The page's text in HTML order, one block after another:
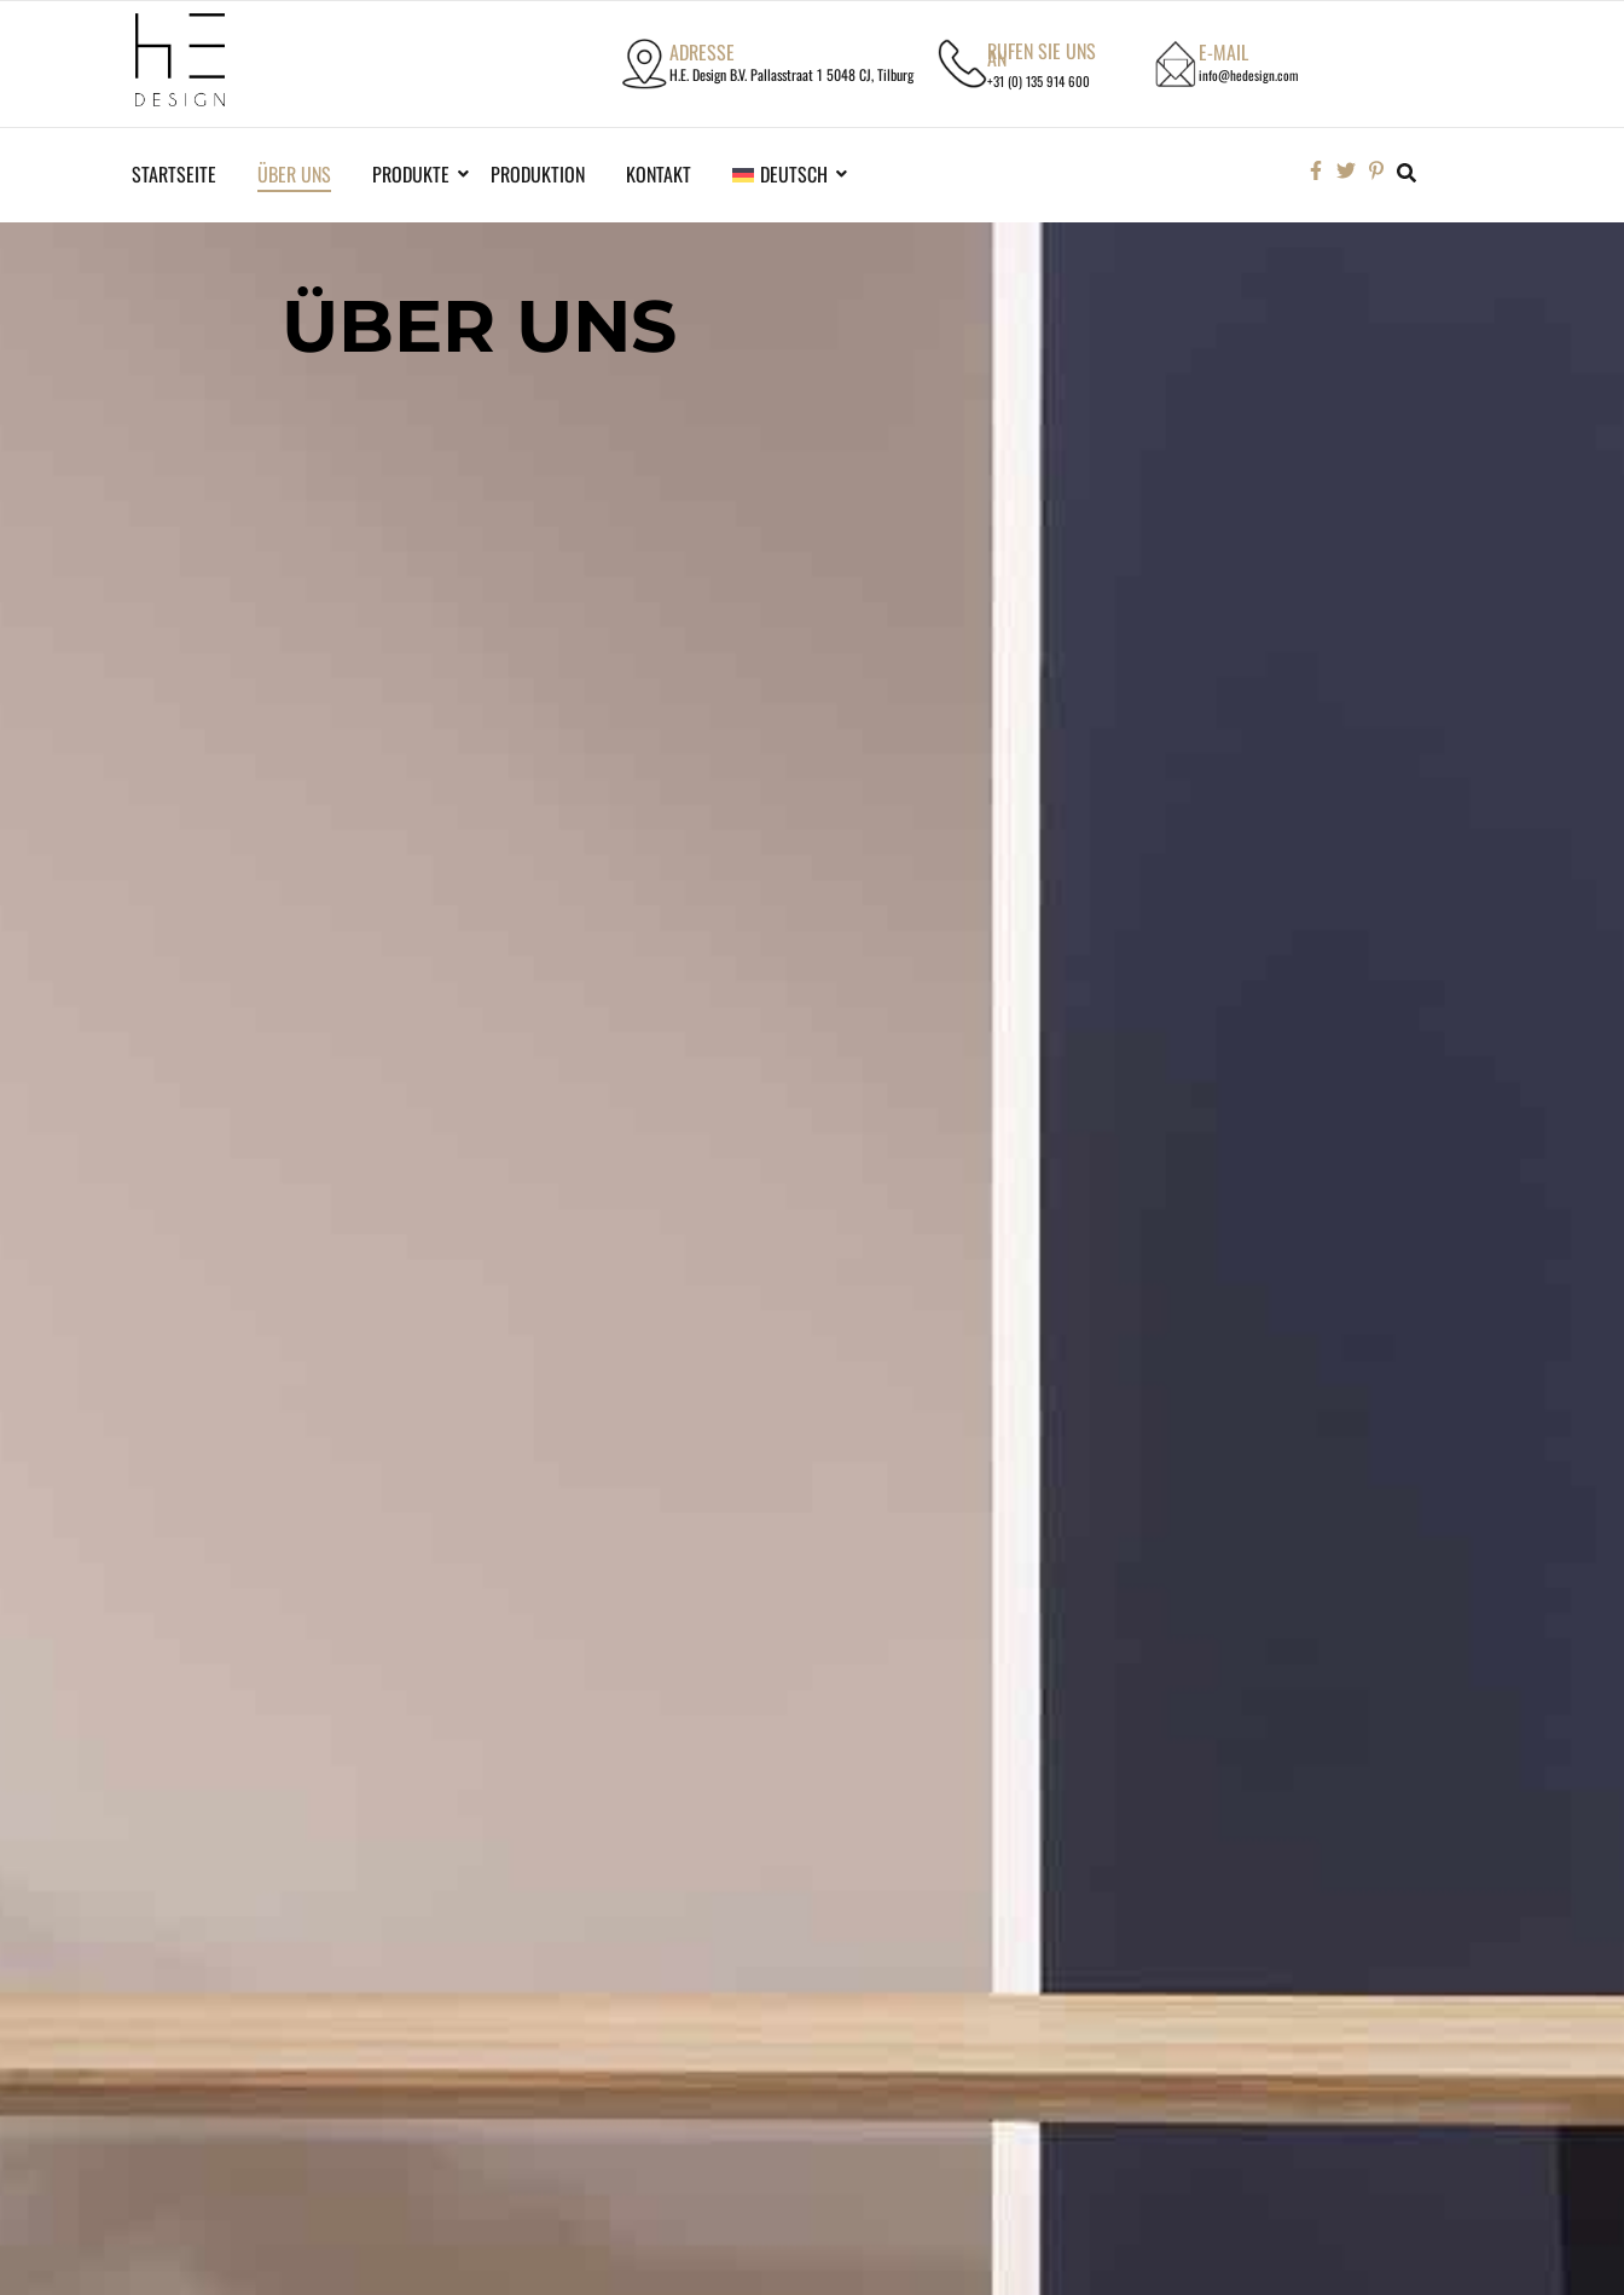
ADRESSE
H.E. Design B.V. Pallasstraat 1 5048 CJ, Tilburg
RUFEN SIE UNS
AN
+31 (0) 135 914 600
E-MAIL
info@hedesign.com
STARTSEITE ÜBER UNS PRODUKTE PRODUKTION KONTAKT DEUTSCH
ÜBER UNS